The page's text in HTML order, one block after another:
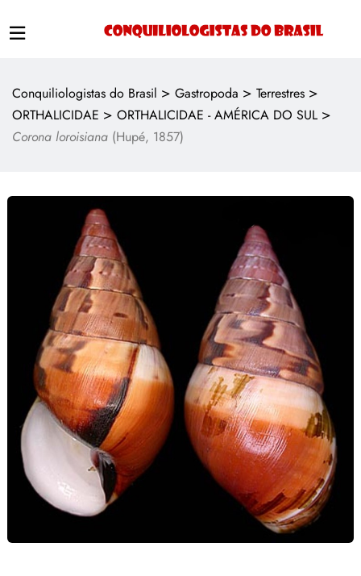
Conquiliologistas do Brasil > Gastropoda > Terrestres >
ORTHALICIDAE > ORTHALICIDAE - AMÉRICA DO SUL >
Corona loroisiana (Hupé, 1857)